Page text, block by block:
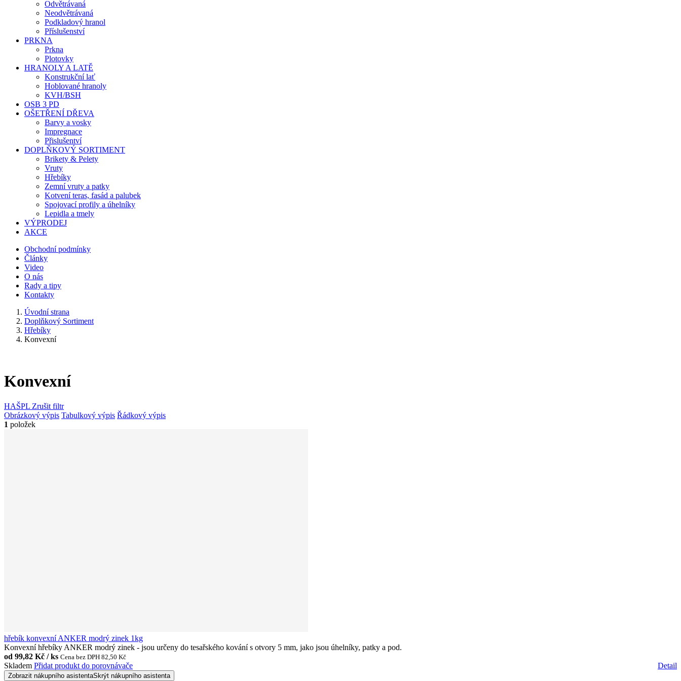
Odvětrávaná
Neodvětrávaná
Podkladový hranol
Příslušenství
PRKNA
Prkna
Plotovky
HRANOLY A LATĚ
Konstrukční lať
Hoblované hranoly
KVH/BSH
OSB 3 PD
OŠETŘENÍ DŘEVA
Barvy a vosky
Impregnace
Přislušentví
DOPLŇKOVÝ SORTIMENT
Brikety & Pelety
Vruty
Hřebíky
Zemní vruty a patky
Kotvení teras, fasád a palubek
Spojovací profily a úhelníky
Lepidla a tmely
VÝPRODEJ
AKCE
Obchodní podmínky
Články
Video
O nás
Rady a tipy
Kontakty
Úvodní strana
Doplňkový Sortiment
Hřebíky
Konvexní
Konvexní
HAŠPL Zrušit filtr
Obrázkový výpis Tabulkový výpis Řádkový výpis
1 položek
hřebík konvexní ANKER modrý zinek 1kg
Konvexní hřebíky ANKER modrý zinek - jsou určeny do tesařského kování s otvory 5 mm, jako jsou úhelníky, patky a pod.
od 99,82 Kč / ks Cena bez DPH 82,50 Kč
Detail
Skladem Přidat produkt do porovnávače
Zobrazit nákupního asistentaSkrýt nákupního asistenta